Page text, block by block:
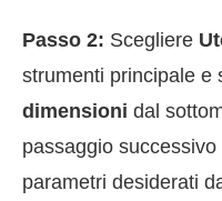
Passo 2: Scegliere
strumenti principale e
dimensioni dal
passaggio
parametri desiderati